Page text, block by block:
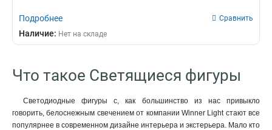
Подробнее Сравнить
Наличие: Нет на складе
Что такое Светящиеся фигуры
Светодиодные фигуры с, как большинство из нас привыкло
говорить, белоснежным свечением от компании Winner Light стают все
популярнее в современном дизайне интерьера и экстерьера. Мало кто